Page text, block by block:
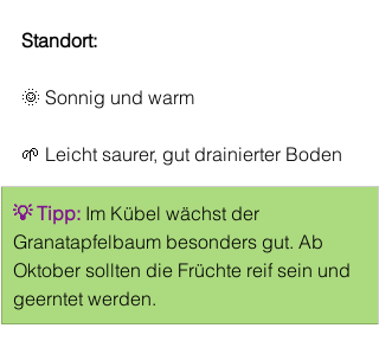
Standort:
🌞 Sonnig und warm
🌱 Leicht saurer, gut drainierter Boden
💡 Tipp: Im Kübel wächst der
Granatapfelbaum besonders gut. Ab
Oktober sollten die Früchte reif sein und
geerntet werden.